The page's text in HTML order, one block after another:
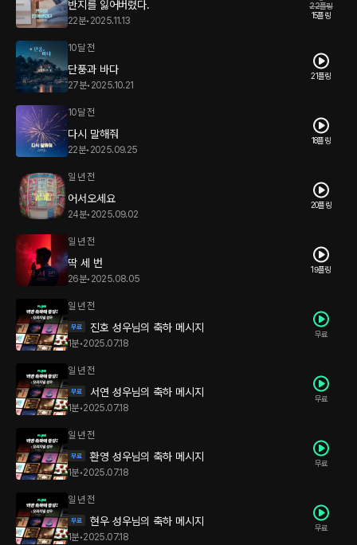
반지를 잃어버렸다.
22분• 2025.11.13
22플링
15플링
10달 전
단풍과 바다
27분• 2025.10.21
21플링
10달 전
다시 말해줘
22분• 2025.09.25
18플링
일 년 전
어서오세요
24분• 2025.09.02
20플링
일 년 전
딱 세 번
26분• 2025.08.05
19플링
일 년 전
진호 성우님의 축하 메시지
1분•2025.07.18
무료
일 년 전
서연 성우님의 축하 메시지
1분•2025.07.18
무료
일 년 전
환영 성우님의 축하 메시지
1분•2025.07.18
무료
일 년 전
현우 성우님의 축하 메시지
1분•2025.07.18
무료